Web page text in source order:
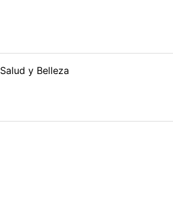
Salud y Belleza